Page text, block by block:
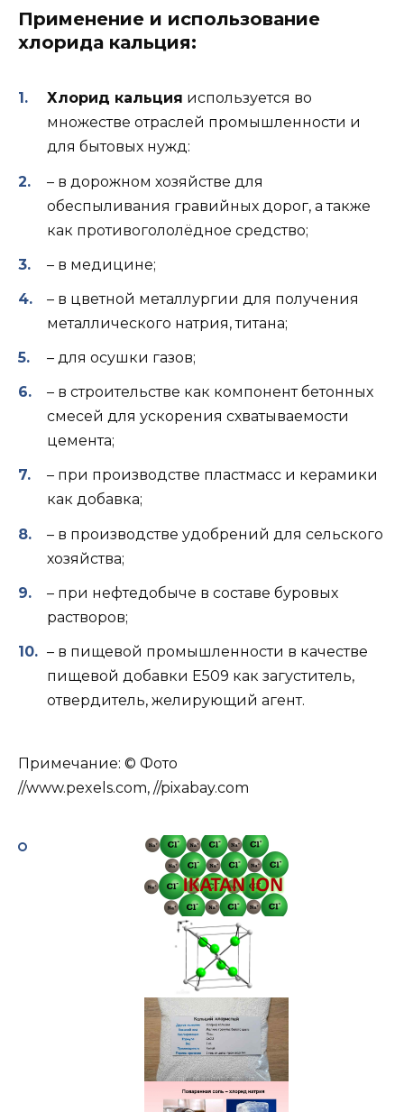
Применение и использование
хлорида кальция:
Хлорид кальция используется во
множестве отраслей промышленности и
для бытовых нужд:
– в дорожном хозяйстве для
обеспыливания гравийных дорог, а также
как противогололёдное средство;
– в медицине;
– в цветной металлургии для получения
металлического натрия, титана;
– для осушки газов;
– в строительстве как компонент бетонных
смесей для ускорения схватываемости
цемента;
– при производстве пластмасс и керамики
как добавка;
– в производстве удобрений для сельского
хозяйства;
– при нефтедобыче в составе буровых
растворов;
– в пищевой промышленности в качестве
пищевой добавки Е509 как загуститель,
отвердитель, желирующий агент.
Примечание: © Фото
//www.pexels.com, //pixabay.com